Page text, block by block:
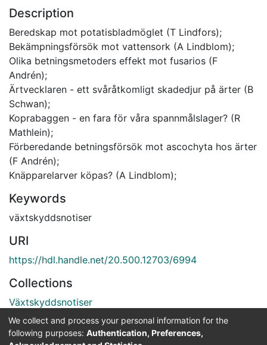
Description
Beredskap mot potatisbladmöglet (T Lindfors);
Bekämpningsförsök mot vattensork (A Lindblom);
Olika betningsmetoders effekt mot fusarios (F
Andrén);
Ärtvecklaren - ett svåråtkomligt skadedjur på ärter (B
Schwan);
Koprabaggen - en fara för våra spannmålslager? (R
Mathlein);
Förberedande betningsförsök mot ascochyta hos ärter
(F Andrén);
Knäpparelarver köpas? (A Lindblom);
Keywords
växtskyddsnotiser
URI
https://hdl.handle.net/20.500.12703/6994
Collections
Växtskyddsnotiser
Full item page
We collect and process your personal information for the
following purposes: Authentication, Preferences,